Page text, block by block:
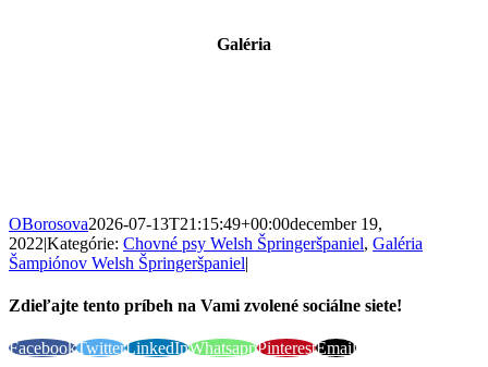
Galéria
OBorosova2026-07-13T21:15:49+00:00december 19,
2022|Kategórie: Chovné psy Welsh Špringeršpaniel, Galéria
Šampiónov Welsh Špringeršpaniel|
Zdieľajte tento príbeh na Vami zvolené sociálne siete!
FacebookTwitterLinkedInWhatsappPinterestEmail